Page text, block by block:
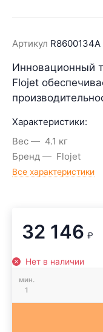
Артикул R8600134A
Инновационный
Flojet
Характеристики:
Вес
4.1 кг
Бренд
Flojet
Все характеристики
32 146 ₽
Нет в наличии
мин.
1